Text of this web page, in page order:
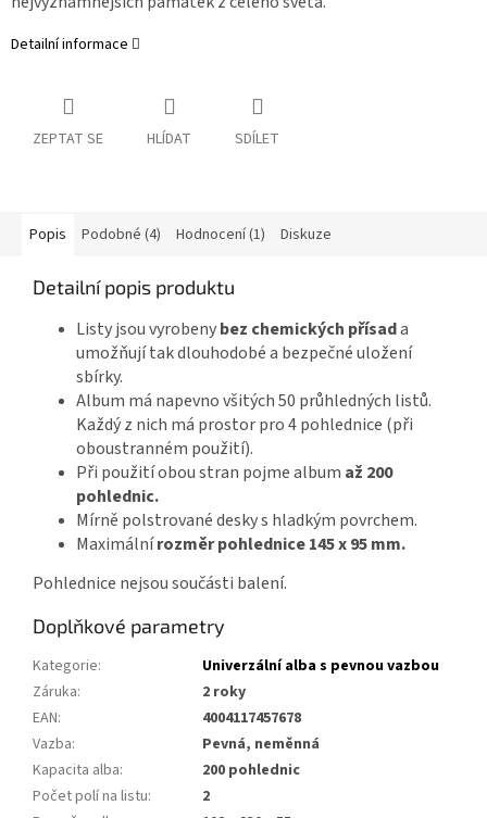
Detailní informace
ZEPTAT SE HLÍDAT SDÍLET
Popis Podobné (4) Hodnocení (1) Diskuze
Detailní popis produktu
Listy jsou vyrobenybez chemických přísada
umožňují tak dlouhodobé a bezpečné uložení
sbírky.
Album má napevno všitých 50 průhledných listů.
Každý z nich má prostor pro 4 pohlednice (při
oboustranném použití).
Při použití obou stran pojme album až 200
pohlednic.
Mírně polstrované desky s hladkým povrchem.
Maximálnírozměr pohlednice 145 x 95 mm.
Pohlednice nejsou součásti balení.
Doplňkové parametry
Kategorie:
Univerzální alba s pevnou vazbou
Záruka:
2 roky
EAN:
4004117457678
Vazba:
Pevná, neměnná
Kapacita alba:
200 pohlednic
Počet polí na listu:
2